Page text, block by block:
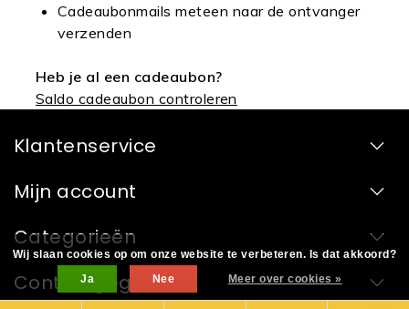
Cadeaubonmails meteen naar de ontvanger
verzenden
Heb je al een cadeaubon?
Saldo cadeaubon controleren
Klantenservice
Mijn account
Categorieën
Contactgegevens
Wij slaan cookies op om onze website te verbeteren. Is dat akkoord?
Ja
Nee Meer over cookies »